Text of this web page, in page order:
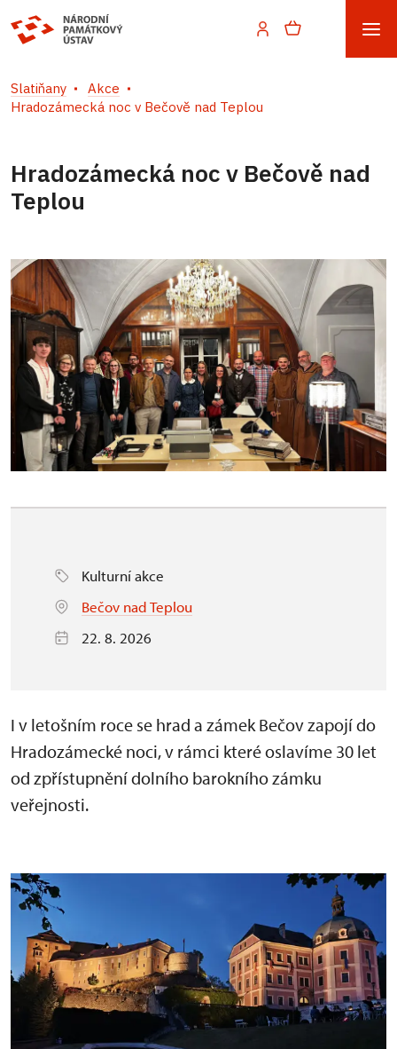
Slatiňany
Akce
Hradozámecká noc v Bečově nad Teplou
Hradozámecká noc v Bečově nad
Teplou
Kulturní akce
Bečov nad Teplou
22. 8. 2026
I v letošním roce se hrad a zámek Bečov zapojí do
Hradozámecké noci, v rámci které oslavíme 30 let
od zpřístupnění dolního barokního zámku
veřejnosti.